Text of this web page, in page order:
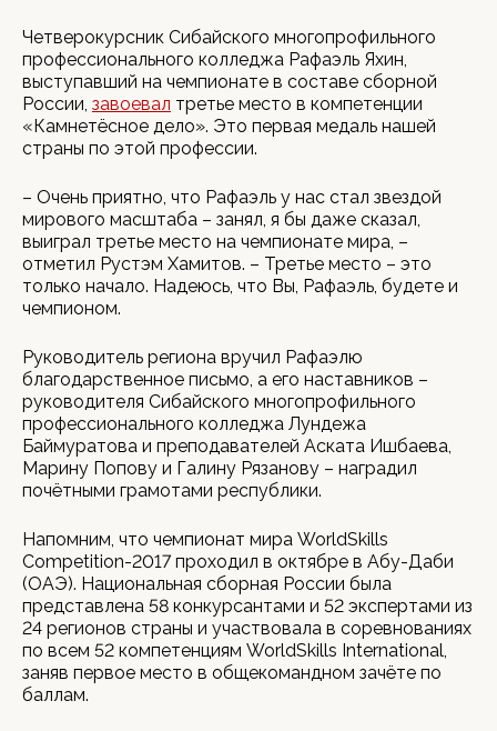
Четверокурсник Сибайского многопрофильного
профессионального колледжа Рафаэль Яхин,
выступавший на чемпионате в составе сборной
России, завоевал третье место в компетенции
«Камнетёсное дело». Это первая медаль нашей
страны по этой профессии.
– Очень приятно, что Рафаэль у нас стал звездой
мирового масштаба – занял, я бы даже сказал,
выиграл третье место на чемпионате мира, –
отметил Рустэм Хамитов. – Третье место – это
только начало. Надеюсь, что Вы, Рафаэль, будете и
чемпионом.
Руководитель региона вручил Рафаэлю
благодарственное письмо, а его наставников –
руководителя Сибайского многопрофильного
профессионального колледжа Лундежа
Баймуратова и преподавателей Аската Ишбаева,
Марину Попову и Галину Рязанову – наградил
почётными грамотами республики.
Напомним, что чемпионат мира WorldSkills
Competition-2017 проходил в октябре в Абу-Даби
(ОАЭ). Национальная сборная России была
представлена 58 конкурсантами и 52 экспертами из
24 регионов страны и участвовала в соревнованиях
по всем 52 компетенциям WorldSkills International,
заняв первое место в общекомандном зачёте по
баллам.